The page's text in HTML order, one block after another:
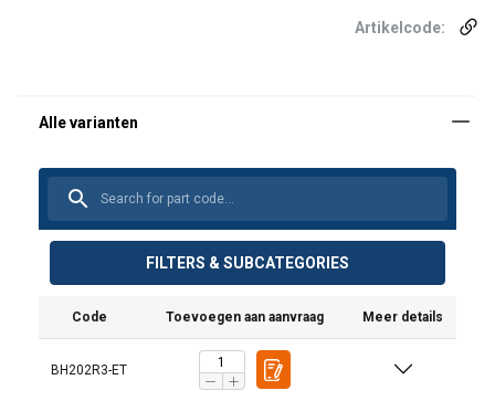
Artikelcode:
FILTERS & SUBCATEGORIES
Code Toevoegen aan aanvraag Meer details
BH202R3-ET